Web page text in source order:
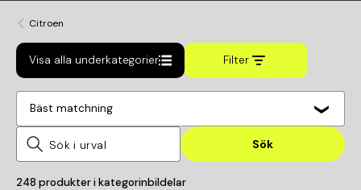
Citroen
Visa alla underkategorier Filter
Bäst matchning
Sök
248 produkter i kategorinbildelar